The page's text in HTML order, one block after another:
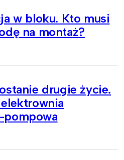
w bloku. Kto musi
na montaż?
drugie życie.
pompowa